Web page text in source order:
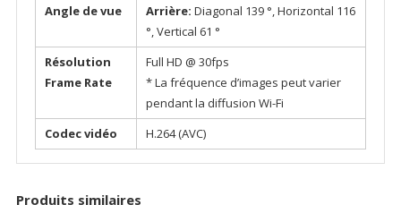
Angle de vue Arrière: Diagonal 139 °, Horizontal 116
°, Vertical 61 °
Résolution
Frame Rate
Full HD @ 30fps
* La fréquence d’images peut varier
pendant la diffusion Wi-Fi
Codec vidéo
H.264 (AVC)
Produits similaires